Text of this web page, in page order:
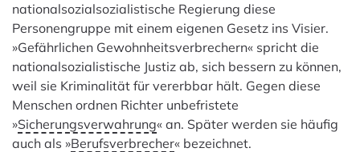
nationalsozialsozialistische Regierung diese
Personengruppe mit einem eigenen Gesetz ins Visier.
»Gefährlichen Gewohnheitsverbrechern« spricht die
nationalsozialistische Justiz ab, sich bessern zu können,
weil sie Kriminalität für vererbbar hält. Gegen diese
Menschen ordnen Richter unbefristete
»Sicherungsverwahrung« an. Später werden sie häufig
auch als »Berufsverbrecher« bezeichnet.